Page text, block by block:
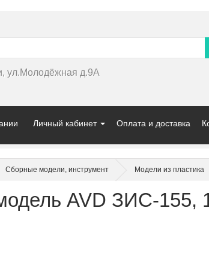
ул.Молодёжная д.9А
Личный кабинет Оплата и доставка
Сборные модели, инструмент Модели из пластика
AVD ЗИС-155,